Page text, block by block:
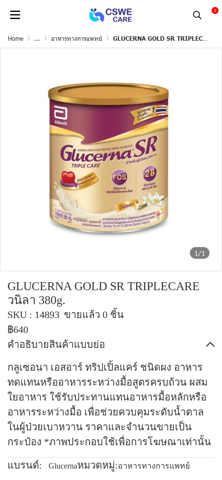
0
Home ... อาหารทางการแพทย์ GLUCERNA GOLD SR TRIPLECARE วนิลา 380g.
1/1
GLUCERNA GOLD SR TRIPLECARE
วนิลา 380g.
SKU : 14893 ขายแล้ว 0 ชิ้น
฿640
คำอธิบายสินค้าแบบย่อ
กลูเซอนา เอสอาร์ ทริปเปิ้ลแคร์ ชนิดผง อาหาร
ทดแทนหรืออาหารระหว่างมื้อสูตรครบถ้วน ผสม
ใยอาหาร ใช้รับประทานแทนอาหารมื้อหลักหรือ
อาหารระหว่างมื้อ เพื่อช่วยควบคุมระดับน้ำตาล
ในผู้ป่วยเบาหวาน ราคาและจำนวนขายเป็น
กระป๋อง *ภาพประกอบใช้เพื่อการโฆษณาเท่านั้น
แบรนด์: Glucernaหมวดหมู่:อาหารทางการแพทย์